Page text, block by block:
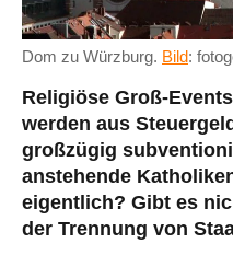
Dom zu Würzburg. Bild:
Religiöse Groß-
werden aus
großzügig
anstehende
eigentlich? Gibt es
der Trennung von